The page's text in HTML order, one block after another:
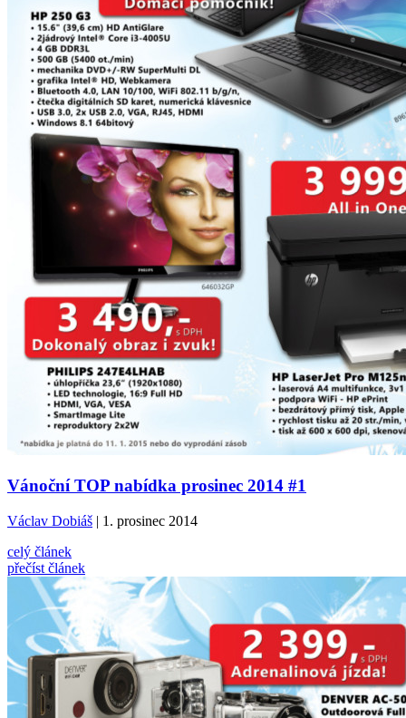
Vánoční TOP nabídka prosinec 2014 #1
Václav Dobiáš | 1. prosinec 2014
celý článek
přečíst článek